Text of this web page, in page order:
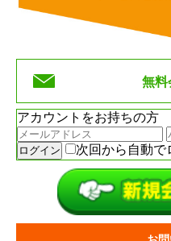
無料
アカウントをお持ちの方
次回から自動で